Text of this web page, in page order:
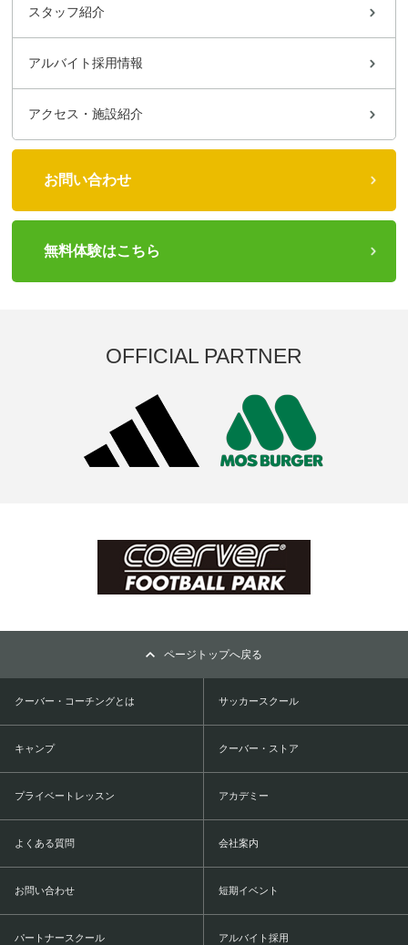
スタッフ紹介
アルバイト採用情報
アクセス・施設紹介
お問い合わせ
無料体験はこちら
OFFICIAL PARTNER
ページトップへ戻る
クーバー・コーチングとは サッカースクール
キャンプ クーバー・ストア
プライベートレッスン アカデミー
よくある質問 会社案内
お問い合わせ 短期イベント
パートナースクール アルバイト採用